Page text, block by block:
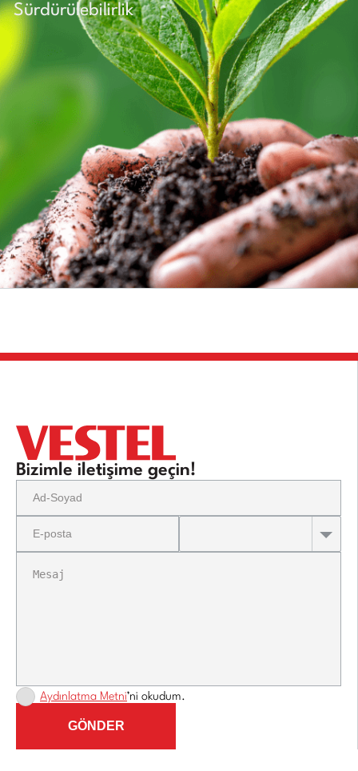
Sürdürülebilirlik
Bizimle iletişime geçin!
Aydınlatma Metni’ni okudum.
GÖNDER